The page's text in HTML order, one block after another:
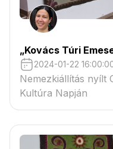
„Kovács Túri
2024-01-22
Nemezkiállítás nyílt
Kultúra Napján